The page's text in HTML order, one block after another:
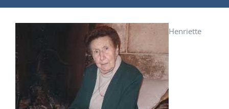
Henriette